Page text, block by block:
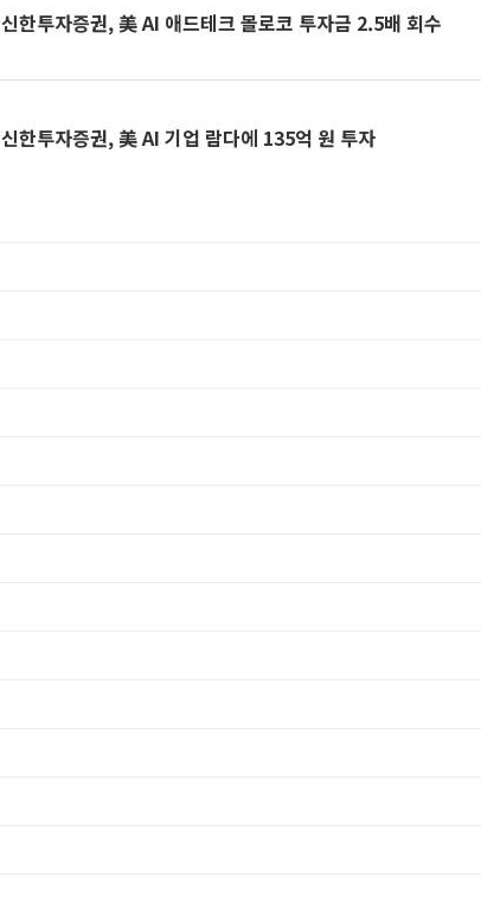
신한투자증권, 美 AI 애드테크 몰로코 투자금 2.5배 회수
신한투자증권, 美 AI 기업 람다에 135억 원 투자